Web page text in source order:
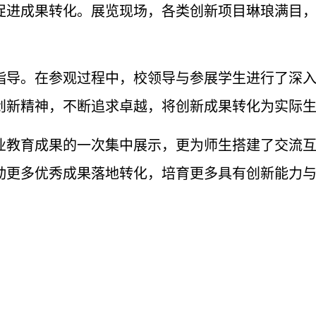
成果转化。 展览现场， 各类创新项目琳琅满目
。在参观过程中，校领导与参展学生进行了深
精神，不断追求卓越，将创新成果转化为实际
育成果的一次集中展示，更为师生搭建了交流
更多优秀成果落地转化， 培育更多具有创新能力